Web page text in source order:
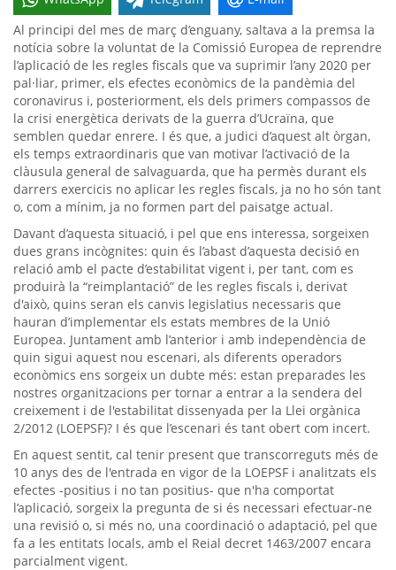
Al principi del mes de març d’enguany, saltava a la premsa la
notícia sobre la voluntat de la Comissió Europea de reprendre
l’aplicació de les regles fiscals que va suprimir l’any 2020 per
pal·liar, primer, els efectes econòmics de la pandèmia del
coronavirus i, posteriorment, els dels primers compassos de
la crisi energètica derivats de la guerra d’Ucraïna, que
semblen quedar enrere. I és que, a judici d’aquest alt òrgan,
els temps extraordinaris que van motivar l’activació de la
clàusula general de salvaguarda, que ha permès durant els
darrers exercicis no aplicar les regles fiscals, ja no ho són tant
o, com a mínim, ja no formen part del paisatge actual.
Davant d’aquesta situació, i pel que ens interessa, sorgeixen
dues grans incògnites: quin és l’abast d’aquesta decisió en
relació amb el pacte d’estabilitat vigent i, per tant, com es
produirà la “reimplantació” de les regles fiscals i, derivat
d'això, quins seran els canvis legislatius necessaris que
hauran d’implementar els estats membres de la Unió
Europea. Juntament amb l’anterior i amb independència de
quin sigui aquest nou escenari, als diferents operadors
econòmics ens sorgeix un dubte més: estan preparades les
nostres organitzacions per tornar a entrar a la sendera del
creixement i de l'estabilitat dissenyada per la Llei orgànica
2/2012 (LOEPSF)? I és que l’escenari és tant obert com incert.
En aquest sentit, cal tenir present que transcorreguts més de
10 anys des de l'entrada en vigor de la LOEPSF i analitzats els
efectes -positius i no tan positius- que n'ha comportat
l’aplicació, sorgeix la pregunta de si és necessari efectuar-ne
una revisió o, si més no, una coordinació o adaptació, pel que
fa a les entitats locals, amb el Reial decret 1463/2007 encara
parcialment vigent.